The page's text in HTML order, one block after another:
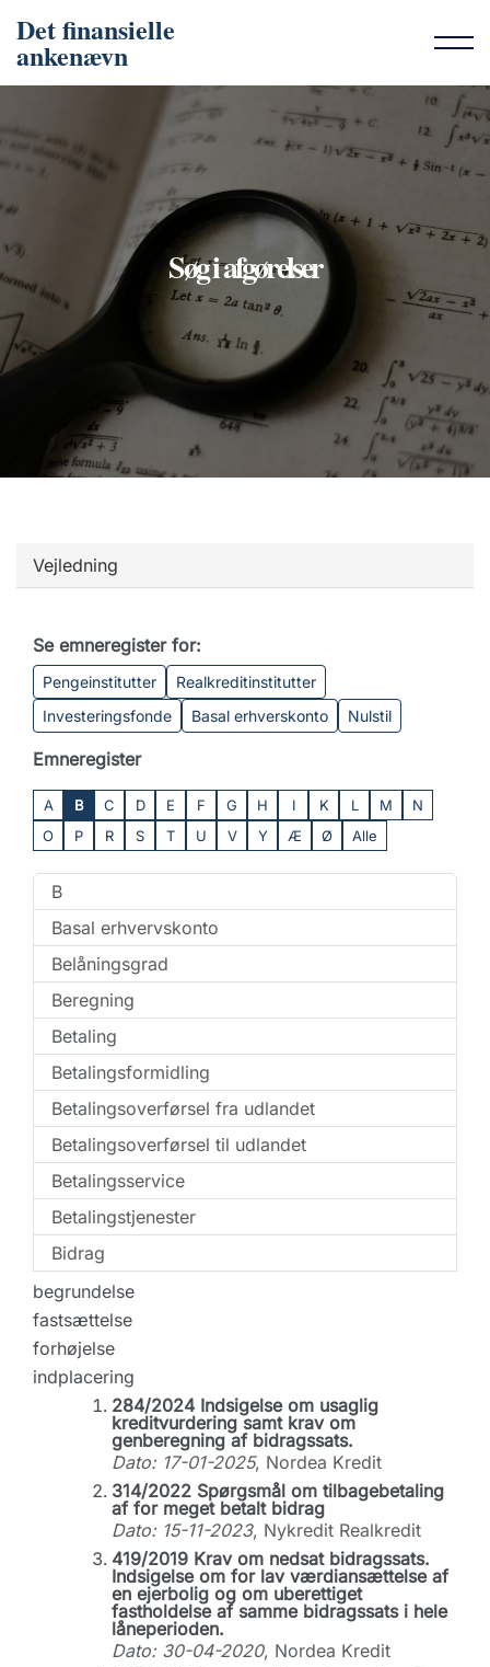
Det finansielle
ankenævn
Søg i afgørelser
Vejledning
Se emneregister for:
Pengeinstitutter
Realkreditinstitutter
Investeringsfonde
Basal erhverskonto Nulstil
Emneregister
A B C D E F G H I K L M
N
O
P R S T U V Y Æ Ø Alle
B
Basal erhvervskonto
Belåningsgrad
Beregning
Betaling
Betalingsformidling
Betalingsoverførsel fra udlandet
Betalingsoverførsel til udlandet
Betalingsservice
Betalingstjenester
Bidrag
begrundelse
fastsættelse
forhøjelse
indplacering
284/2024 Indsigelse om usaglig
kreditvurdering samt krav om
genberegning af bidragssats.
Dato: 17-01-2025, Nordea Kredit
314/2022 Spørgsmål om tilbagebetaling
af for meget betalt bidrag
Dato: 15-11-2023, Nykredit Realkredit
419/2019 Krav om nedsat bidragssats.
Indsigelse om for lav værdiansættelse af
en ejerbolig og om uberettiget
fastholdelse af samme bidragssats i hele
låneperioden.
Dato: 30-04-2020, Nordea Kredit